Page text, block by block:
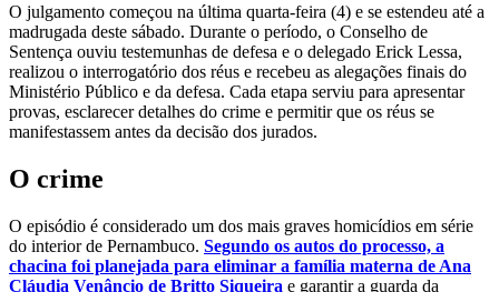
O julgamento começou na última quarta-feira (4) e se estendeu até a
madrugada deste sábado. Durante o período, o Conselho de
Sentença ouviu testemunhas de defesa e o delegado Erick Lessa,
realizou o interrogatório dos réus e recebeu as alegações finais do
Ministério Público e da defesa. Cada etapa serviu para apresentar
provas, esclarecer detalhes do crime e permitir que os réus se
manifestassem antes da decisão dos jurados.
O crime
O episódio é considerado um dos mais graves homicídios em série
do interior de Pernambuco. Segundo os autos do processo, a
chacina foi planejada para eliminar a família materna de Ana
Cláudia Venâncio de Britto Siqueira e garantir a guarda da